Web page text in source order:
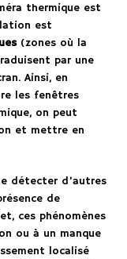
thermique est
est
(zones où la
par une
Ainsi, en
les fenêtres
on peut
et mettre en
détecter d’autres
de
ces phénomènes
ou à un manque
localisé